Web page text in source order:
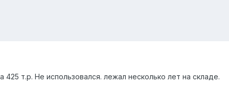
т.р. Не использовался. лежал несколько лет на складе.